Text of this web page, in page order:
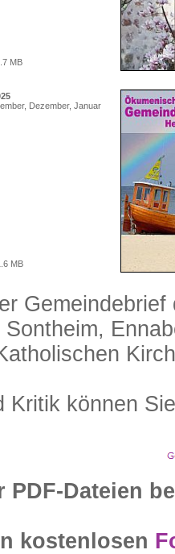
MB
Dezember, Januar
MB
Kritik können
PDF-Dateien
kostenlosen